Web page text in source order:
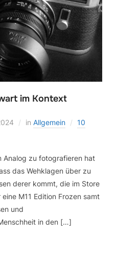
im Kontext
in Allgemein
10
Analog zu fotografieren hat
das Wehklagen über zu
derer kommt, die im Store
M11 Edition Frozen samt
und
in den […]